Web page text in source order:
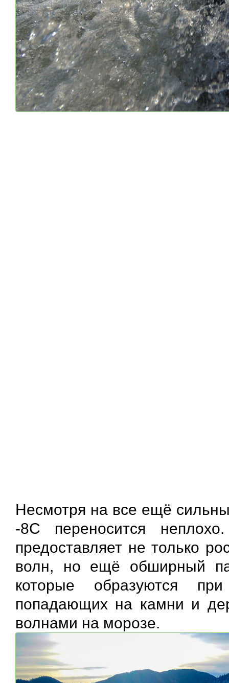
Несмотря на все ещё
-8С переносится
предоставляет не только
волн, но ещё обширный
которые образуются
попадающих на камни и
волнами на морозе.